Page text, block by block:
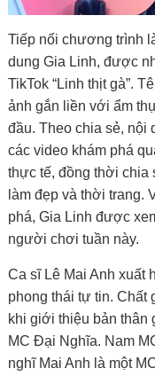
Tiếp nối chương trình
dung Gia Linh, được
TikTok “Linh thịt gà”.
ảnh gắn liền với ẩm
đầu. Theo chia sẻ, nội
các video khám phá
thực tế, đồng thời chia
làm đẹp và thời trang.
phá, Gia Linh được
người chơi tuần này.
Ca sĩ Lê Mai Anh xuất
phong thái tự tin. Chất
khi giới thiệu bản
MC Đại Nghĩa. Nam
nghĩ Mai Anh là một